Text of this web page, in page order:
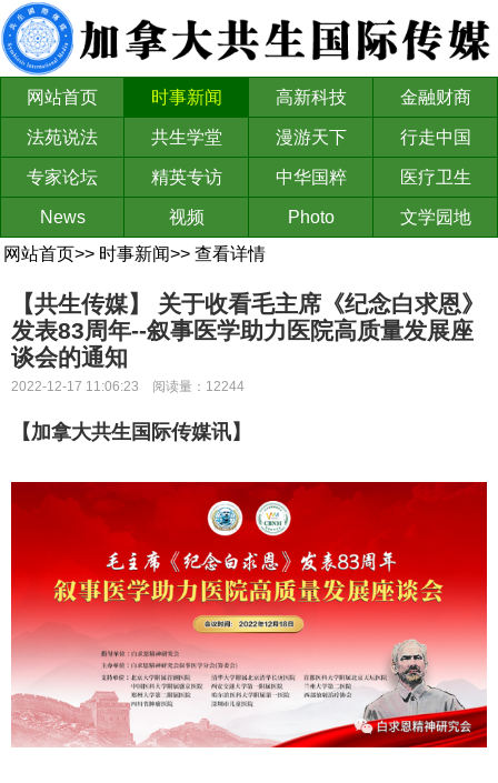
网站首页 时事新闻 高新科技 金融财商
法苑说法 共生学堂 漫游天下 行走中国
专家论坛 精英专访 中华国粹 医疗卫生
News 视频 Photo
文学园地
网站首页>> 时事新闻>> 查看详情
【共生传媒】 ​​​​​​​关于收看毛主席《纪念白求恩》
发表83周年--叙事医学助力医院高质量发展座
谈会的通知
2022-12-17 11:06:23 阅读量：12244
【加拿大共生国际传媒讯】